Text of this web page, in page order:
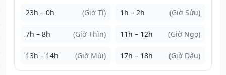
23h – 0h (Giờ Tí) 1h – 2h (Giờ Sửu)
7h – 8h (Giờ Thìn) 11h – 12h (Giờ Ngọ)
13h – 14h (Giờ Mùi) 17h – 18h (Giờ Dậu)